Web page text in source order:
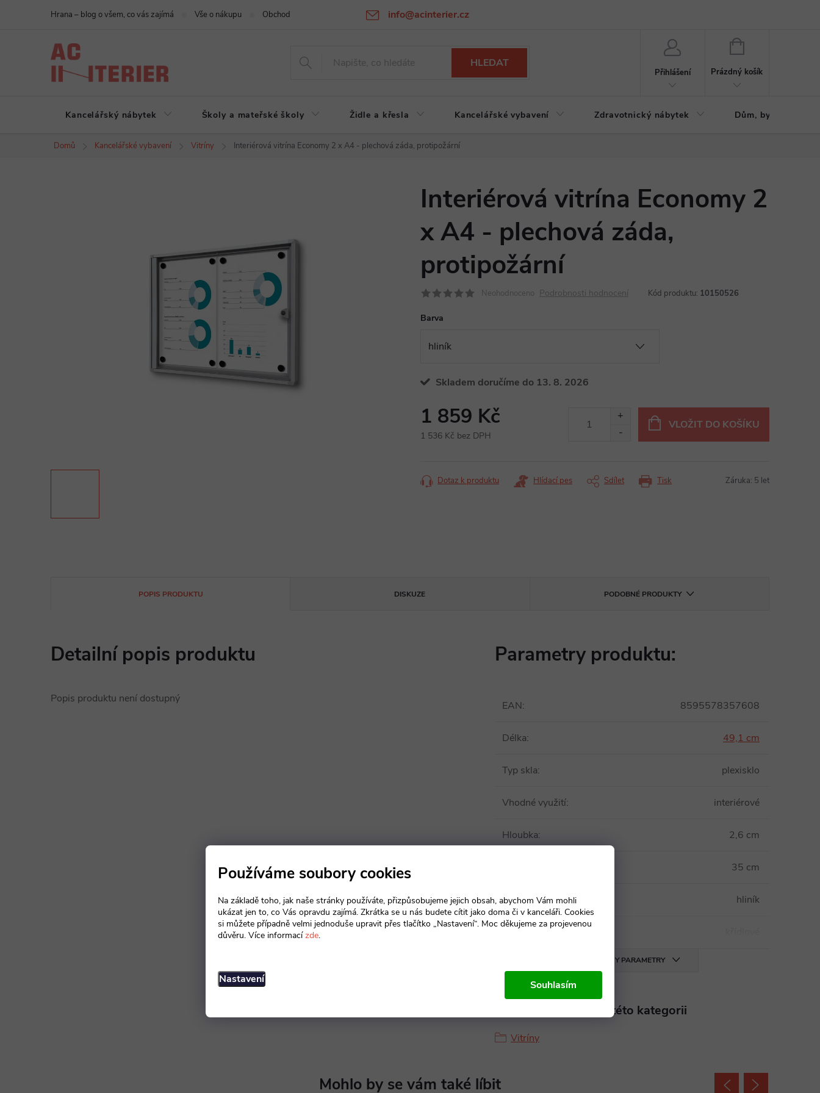
Používáme soubory cookies
Na základě toho, jak naše stránky používáte, přizpůsobujeme jejich obsah, abychom Vám mohli
ukázat jen to, co Vás opravdu zajímá. Zkrátka se u nás budete cítit jako doma či v kanceláři. Cookies
si můžete případně velmi jednoduše upravit přes tlačítko „Nastavení“. Moc děkujeme za projevenou
důvěru. Více informacízde.
Nastavení Souhlasím
info@acinterier.cz
Hrana – blog o všem, co vás zajímá Vše o nákupu Obchodní podmínky Ochrana osobních údajů Atypická výroba na zakázku
HLEDAT
Přihlášení
NÁKUPNÍ
Prázdný košík
Kancelářský nábytek Školy a mateřské školy Židle a křesla Kancelářské vybavení Zdravotnický nábytek Dům, byt, zahrada
Domů Kancelářské vybavení Vitríny Interiérová vitrína Economy 2 x A4 - plechová záda, protipožární
Interiérová vitrína Economy 2
x A4 - plechová záda,
protipožární
Neohodnoceno Podrobnosti hodnocení Kód produktu: 10150526
Barva
Skladem doručíme do 13. 8. 2026
1 859 Kč
1 536 Kč bez DPH
VLOŽIT DO KOŠÍKU
Tisk
Dotaz k produktu Hlídací pes Sdílet Záruka: 5 let
POPIS PRODUKTU DISKUZE PODOBNÉ PRODUKTY
Detailní popis produktu
Popis produktu není dostupný
Parametry produktu:
EAN: 8595578357608
Délka: 49,1 cm
Typ skla: plexisklo
Vhodné využití: interiérové
Hloubka: 2,6 cm
35 cm
Materiál rámu: hliník
Typ dveří
VŠECHNY PARAMETRY
Produkt naleznete v této kategorii
Vitríny